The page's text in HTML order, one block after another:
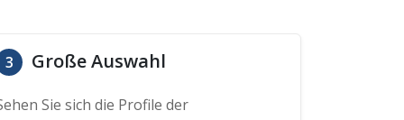
3 Große Auswahl
Sie sich die Profile der